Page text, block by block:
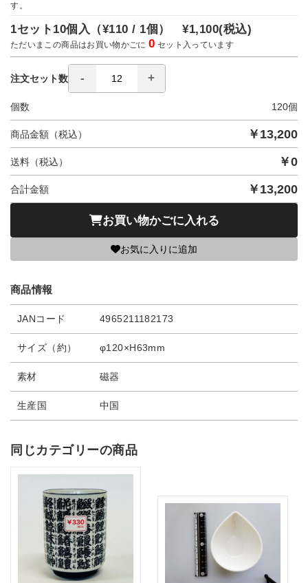
す。
1セット10個入（¥110 / 1個）¥1,100(税込)
ただいまこの商品はお買い物かごに0 セット入っています
注文セット数
個数 120個
商品金額（税込） ￥ 13,200
送料（税込） ￥0
合計金額 ￥ 13,200
お買い物かごに入れる
お気に入りに追加
商品情報
JANコード 4965211182173
サイズ（約） φ120×H63mm
素材 磁器
生産国 中国
同じカテゴリーの商品